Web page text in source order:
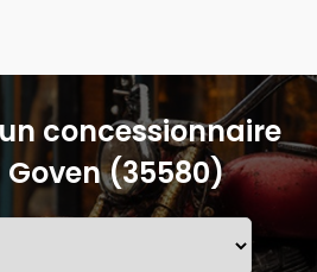
concessionnaire
Goven (35580)